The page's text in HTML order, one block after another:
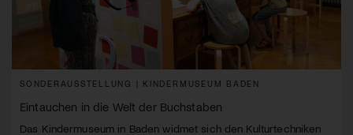
SONDERAUSSTELLUNG | KINDERMUSEUM BADEN
Eintauchen in die Welt der Buchstaben
Das Kindermuseum in Baden widmet sich den Kulturtechniken